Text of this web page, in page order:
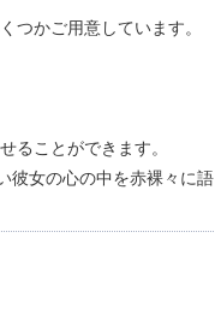
つかご用意しています。
ることができます。
彼女の心の中を赤裸々に